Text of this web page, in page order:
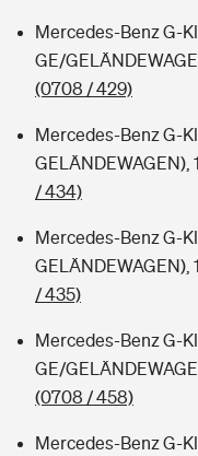
Mercedes-Benz G-
GE/
(0708 / 429)
Mercedes-Benz G-
GELÄNDEWAGEN),
/ 434)
Mercedes-Benz G-
GELÄNDEWAGEN),
/ 435)
Mercedes-Benz G-
GE/
(0708 / 458)
Mercedes-Benz G-